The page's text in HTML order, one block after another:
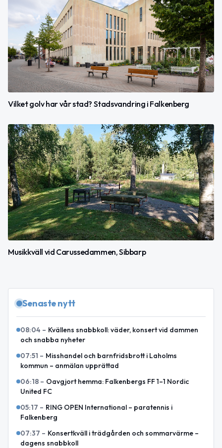
Vilket golv har vår stad? Stadsvandring i Falkenberg
Musikkväll vid Carussedammen, Sibbarp
Senaste nytt
08:04 – Kvällens snabbkoll: väder, konsert vid dammen
och snabba nyheter
07:51 – Misshandel och barnfridsbrott i Laholms
kommun – anmälan upprättad
06:18 – Oavgjort hemma: Falkenbergs FF 1–1 Nordic
United FC
05:17 – RING OPEN International – paratennis i
Falkenberg
07:37 – Konsertkväll i trädgården och sommarvärme –
dagens snabbkoll